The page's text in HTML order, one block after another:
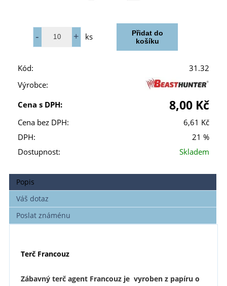
ks
Kód:
31.32
Výrobce:
Cena s DPH:
8,00 Kč
Cena bez DPH:
6,61 Kč
DPH:
21 %
Dostupnost:
Skladem
Popis
Váš dotaz
Poslat známénu
Terč Francouz
Zábavný terč agent Francouz je vyroben z papíru o